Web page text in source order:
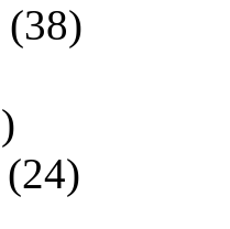
(38)
)
(24)